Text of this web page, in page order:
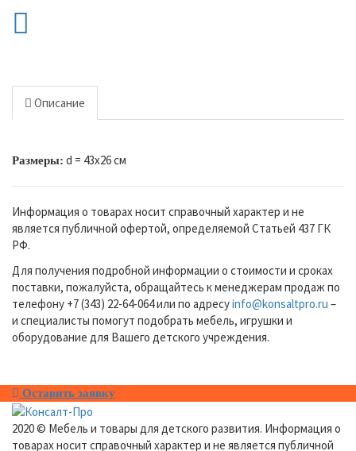
Описание
Размеры: d = 43х26 см
Информация о товарах носит справочный характер и не
является публичной офертой, определяемой Статьей 437 ГК
РФ.
Для получения подробной информации о стоимости и сроках
поставки, пожалуйста, обращайтесь к менеджерам продаж по
телефону +7 (343) 22-64-064 или по адресуinfo@konsaltpro.ru –
и специалисты помогут подобрать мебель, игрушки и
оборудование для Вашего детского учреждения.
Оставить заявку
2020 © Мебель и товары для детского развития. Информация о
товарах носит справочный характер и не является публичной